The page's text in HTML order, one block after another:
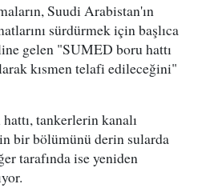
Suudi Arabistan'ın
sürdürmek için başlıca
gelen "SUMED boru hattı
kısmen telafi edileceğini"
tankerlerin kanalı
bir bölümünü derin sularda
tarafında ise yeniden